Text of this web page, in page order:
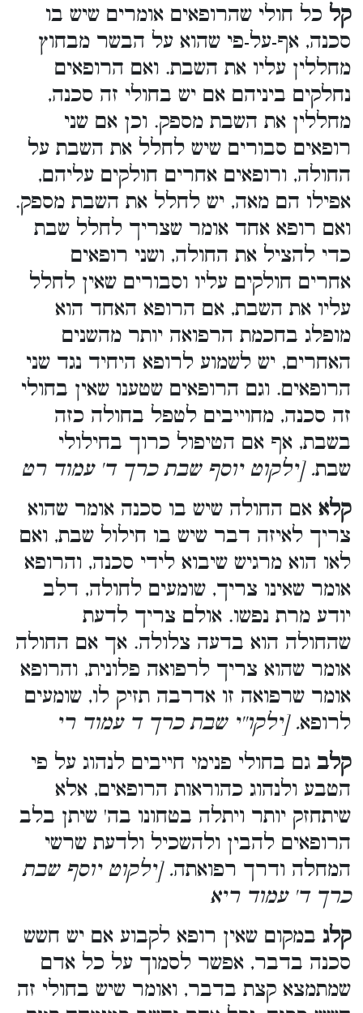
קל כל חולי שהרופאים אומרים שיש בו
סכנה, אף-על-פי שהוא על הבשר מבחוץ
מחללין עליו את השבת. ואם הרופאים
נחלקים ביניהם אם יש בחולי זה סכנה,
מחללין את השבת מספק. וכן אם שני
רופאים סבורים שיש לחלל את השבת על
החולה, ורופאים אחרים חולקים עליהם,
אפילו הם מאה, יש לחלל את השבת מספק.
ואם רופא אחד אומר שצריך לחלל שבת
כדי להציל את החולה, ושני רופאים
אחרים חולקים עליו וסבורים שאין לחלל
עליו את השבת, אם הרופא האחד הוא
מופלג בחכמת הרפואה יותר מהשנים
האחרים, יש לשמוע לרופא היחיד נגד שני
הרופאים. וגם הרופאים שטענו שאין בחולי
זה סכנה, מחוייבים לטפל בחולה כזה
בשבת, אף אם הטיפול כרוך בחילולי
שבת. [ילקוט יוסף שבת כרך ד' עמוד רט
קלא אם החולה שיש בו סכנה אומר שהוא
צריך לאיזה דבר שיש בו חילול שבת, ואם
לאו הוא מרגיש שיבוא לידי סכנה, והרופא
אומר שאינו צריך, שומעים לחולה, דלב
יודע מרת נפשו. אולם צריך לדעת
שהחולה הוא בדעה צלולה. אך אם החולה
אומר שהוא צריך לרפואה פלונית, והרופא
אומר שרפואה זו אדרבה תזיק לו, שומעים
לרופא. [ילקו''י שבת כרך ד עמוד רי
קלב גם בחולי פנימי חייבים לנהוג על פי
הטבע ולנהוג כהוראות הרופאים, אלא
שיתחזק יותר ויתלה בטחונו בה' שיתן בלב
הרופאים להבין ולהשכיל ולדעת שרשי
המחלה ודרך רפואתה. [ילקוט יוסף שבת
כרך ד' עמוד ריא
קלג במקום שאין רופא לקבוע אם יש חשש
סכנה בדבר, אפשר לסמוך על כל אדם
שמתמצא קצת בדבר, ואומר שיש בחולי זה